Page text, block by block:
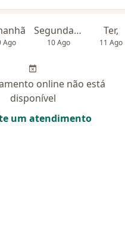
Ago
Segunda-feira
10 Ago
Ter,
11 Ago
online não está
disponível
um atendimento